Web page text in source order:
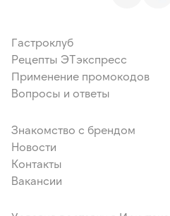
Гастроклуб
Рецепты ЭТэкспресс
Применение промокодов
Вопросы и ответы
Знакомство с брендом
Новости
Контакты
Вакансии